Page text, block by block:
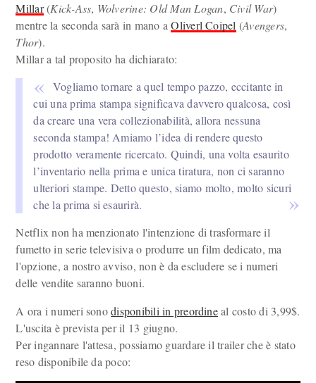
Millar(Kick-Ass, Wolverine: Old Man Logan, Civil War)
mentre la seconda sarà in mano aOliverl Coipel (Avengers,
Thor).
Millar a tal proposito ha dichiarato:
Vogliamo tornare a quel tempo pazzo, eccitante in
cui una prima stampa significava davvero qualcosa, così
da creare una vera collezionabilità, allora nessuna
seconda stampa! Amiamo l’idea di rendere questo
prodotto veramente ricercato. Quindi, una volta esaurito
l’inventario nella prima e unica tiratura, non ci saranno
ulteriori stampe. Detto questo, siamo molto, molto sicuri
che la prima si esaurirà.
Netflix non ha menzionato l'intenzione di trasformare il
fumetto in serie televisiva o produrre un film dedicato, ma
l'opzione, a nostro avviso, non è da escludere se i numeri
delle vendite saranno buoni.
A ora i numeri sonodisponibili in preordineal costo di 3,99$.
L'uscita è prevista per il 13 giugno.
Per ingannare l'attesa, possiamo guardare il trailer che è stato
reso disponibile da poco: